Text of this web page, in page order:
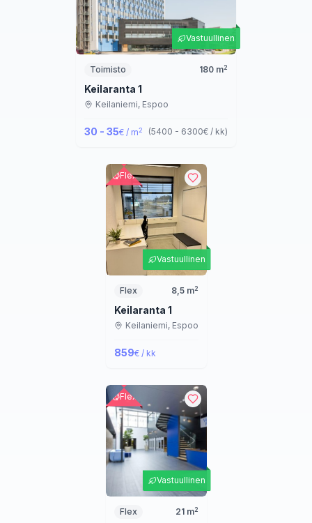
Vastuullinen
Toimisto 180 m2
Keilaranta 1
Keilaniemi, Espoo
30 - 35€ / m2 (5400 - 6300€ / kk)
Vastuullinen
Flex
Flex 8,5m2
Keilaranta 1
Keilaniemi, Espoo
859€ / kk
Vastuullinen
Flex
Flex 21m2